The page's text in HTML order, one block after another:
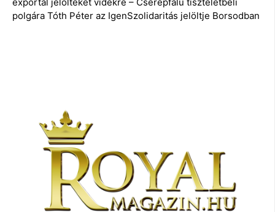
polgára Tóth Péter az IgenSzolidaritás jelöltje Borsodban